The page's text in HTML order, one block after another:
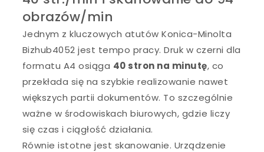
obrazów/min
Jednym z kluczowych atutów Konica-Minolta
Bizhub4052 jest tempo pracy. Druk w czerni dla
formatu A4 osiąga 40 stron na minutę, co
przekłada się na szybkie realizowanie nawet
większych partii dokumentów. To szczególnie
ważne w środowiskach biurowych, gdzie liczy
się czas i ciągłość działania.
Równie istotne jest skanowanie. Urządzenie